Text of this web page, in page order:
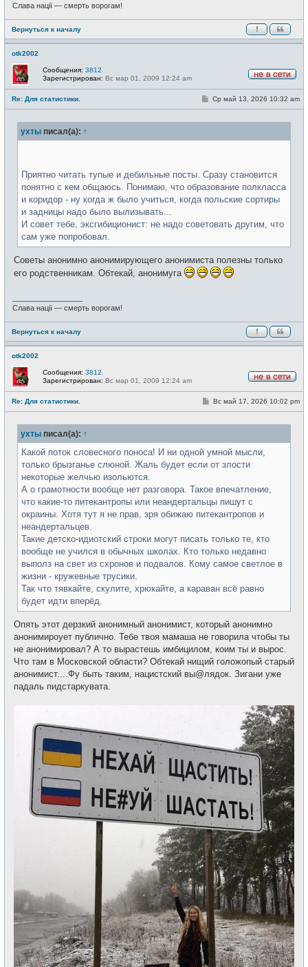
Слава нації — смерть ворогам!
Вернуться к началу
otk2002
е
в
с
Сообщения: 3812
Зарегистрирован: Вс мар 01, 2009 12:24 am
Re: Для статистики.
С
б
е
Ср май 13, 2026 10:32 am
ухты писал(а): ↑
Приятно читать тупые и дебильные посты. Сразу становится
понятно с кем общаюсь. Понимаю, что образование полкласса
и коридор - ну когда ж было учиться, когда польские сортиры
и задницы надо было вылизывать...
И совет тебе, эксгибиционист: не надо советовать другим, что
сам уже попробовал.
Советы анонимно анонимирующего анонимиста полезны только
его родственникам. Обтекай, анонимуга
Слава нації — смерть ворогам!
Вернуться к началу
otk2002
е
в
с
Сообщения: 3812
Зарегистрирован: Вс мар 01, 2009 12:24 am
Re: Для статистики.
С
б
е
н
е
Вс май 17, 2026 10:02 pm
ухты писал(а): ↑
Какой поток словесного поноса! И ни одной умной мысли,
только брызганье слюной. Жаль будет если от злости
некоторые желчью изольются.
А о грамотности вообще нет разговора. Такое впечатление,
что какие-то питекантропы или неандертальцы пишут с
окраины. Хотя тут я не прав, зря обижаю питекантропов и
неандертальцев.
Такие детско-идиотский строки могут писать только те, кто
вообще не учился в обычных школах. Кто только недавно
выполз на свет из схронов и подвалов. Кому самое светлое в
жизни - кружевные трусики.
Так что тявкайте, скулите, хрюкайте, а караван всё равно
будет идти вперёд.
Опять этот дерзкий анонимный анонимист, который анонимно
анонимироует публично. Тебе твоя мамаша не говорила чтобы ты
не анонимировал? А то вырастешь имбицилом, коим ты и вырос.
Что там в Московской области? Обтекай нищий голожопый старый
анонимист....Фу быть таким, нацистский вы@лядок. Зигани уже
падаль пидстаркувата.